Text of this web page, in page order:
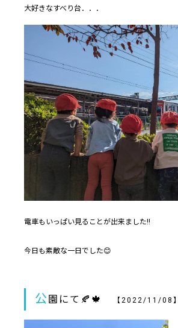
大好きなすべり台．．．
電車もいっぱい見ることが出来ました‼
今日も素敵な一日でした😊
公 園にて🍂🍁 【2022/11/08】